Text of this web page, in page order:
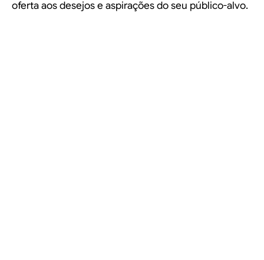
oferta aos desejos e aspirações do seu público-alvo.